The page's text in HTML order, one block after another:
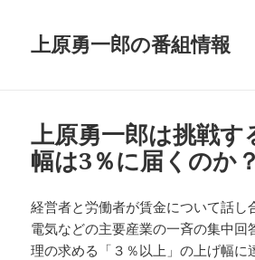
上原勇一郎の番組情報
上原勇一郎は挑戦す
幅は3％に届くのか？
経営者と労働者が賃金について話し
電気などの主要産業の一斉の集中回
理の求める「３％以上」の上げ幅に